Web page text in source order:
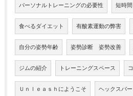
パーソナルトレーニングの必要性 短時
食べるダイエット 有酸素運動の弊害
自分の姿勢年齢 姿勢診断 姿勢改善
ジムの紹介 トレーニングスペース
Ｕｎｌｅａｓｈにようこそ ヘックスバー